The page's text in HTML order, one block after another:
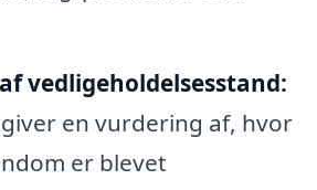
vedligeholdelsesstand:
en vurdering af, hvor
er blevet